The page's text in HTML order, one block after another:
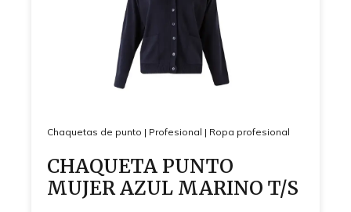
Chaquetas de punto | Profesional | Ropa profesional
CHAQUETA PUNTO
MUJER AZUL MARINO T/S